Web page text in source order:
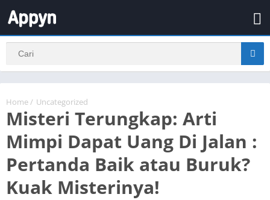
Home / Uncategorized
Misteri Terungkap: Arti
Mimpi Dapat Uang Di Jalan :
Pertanda Baik atau Buruk?
Kuak Misterinya!